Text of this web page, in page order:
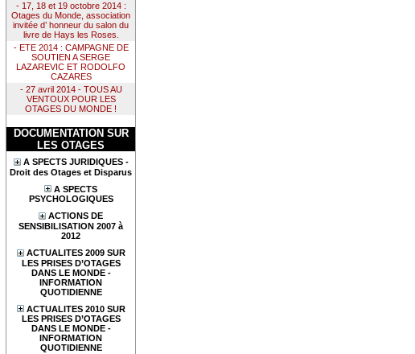
- 17, 18 et 19 octobre 2014 :
Otages du Monde, association
invitée d’ honneur du salon du
livre de Hays les Roses.
- ETE 2014 : CAMPAGNE DE
SOUTIEN A SERGE
LAZAREVIC ET RODOLFO
CAZARES
- 27 avril 2014 - TOUS AU
VENTOUX POUR LES
OTAGES DU MONDE !
DOCUMENTATION SUR
LES OTAGES
A SPECTS JURIDIQUES -
Droit des Otages et Disparus
A SPECTS
PSYCHOLOGIQUES
ACTIONS DE
SENSIBILISATION 2007 à
2012
ACTUALITES 2009 SUR
LES PRISES D’OTAGES
DANS LE MONDE -
INFORMATION
QUOTIDIENNE
ACTUALITES 2010 SUR
LES PRISES D’OTAGES
DANS LE MONDE -
INFORMATION
QUOTIDIENNE